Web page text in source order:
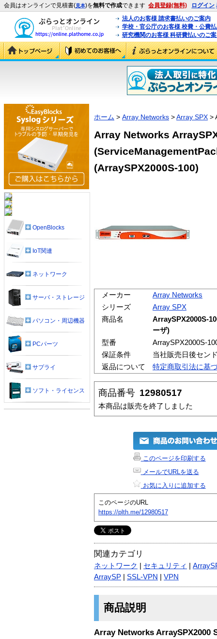
会員はオンラインで見積書(見本)を無料で作成できます 会員登録(無料) ログイン
法人のお客様 請求書払いのご案内
学校・官公庁のお客様 校費・公費
研究機関のお客様 科研費払いのご
ホーム > Array Networks >Array SPX >
Array Networks
(ArraySPX2000S-100)
メーカー
Array Networks
シリーズ
Array SPX
商品名
ArraySPX2000S-
ーザ)
型番
ArraySPX2000S-
保証条件
当社販売日後セン
返品について
特定商取引法に基
商品番号 12980517
本商品は販売を終了しました
このページを印刷する
メールでURLを送る
お気に入りに追加する
このページのURL
https://plth.me/12980517
関連カテゴリ
ネットワーク セキュリティ
ArraySP
SSL-VPN VPN
商品説明
Array Networks ArraySPX2000
OpenBlocks
IoT関連
ネットワーク
サーバ・ストレージ
パソコン・周辺機器
PCパーツ
サプライ
ソフト・ライセンス